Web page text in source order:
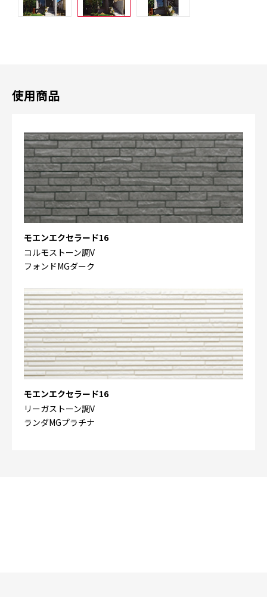
使用商品
モエンエクセラード16
コルモストーン調V
フォンドMGダーク
モエンエクセラード16
リーガストーン調V
ランダMGプラチナ